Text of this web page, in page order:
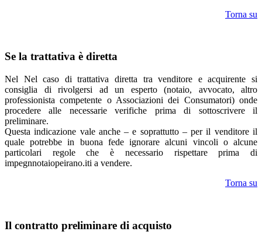
Torna su
Se la trattativa è diretta
Nel Nel caso di trattativa diretta tra venditore e acquirente si
consiglia di rivolgersi ad un esperto (notaio, avvocato, altro
professionista competente o Associazioni dei Consumatori) onde
procedere alle necessarie verifiche prima di sottoscrivere il
preliminare.
Questa indicazione vale anche – e soprattutto – per il venditore il
quale potrebbe in buona fede ignorare alcuni vincoli o alcune
particolari regole che è necessario rispettare prima di
impegnnotaiopeirano.iti a vendere.
Torna su
Il contratto preliminare di acquisto